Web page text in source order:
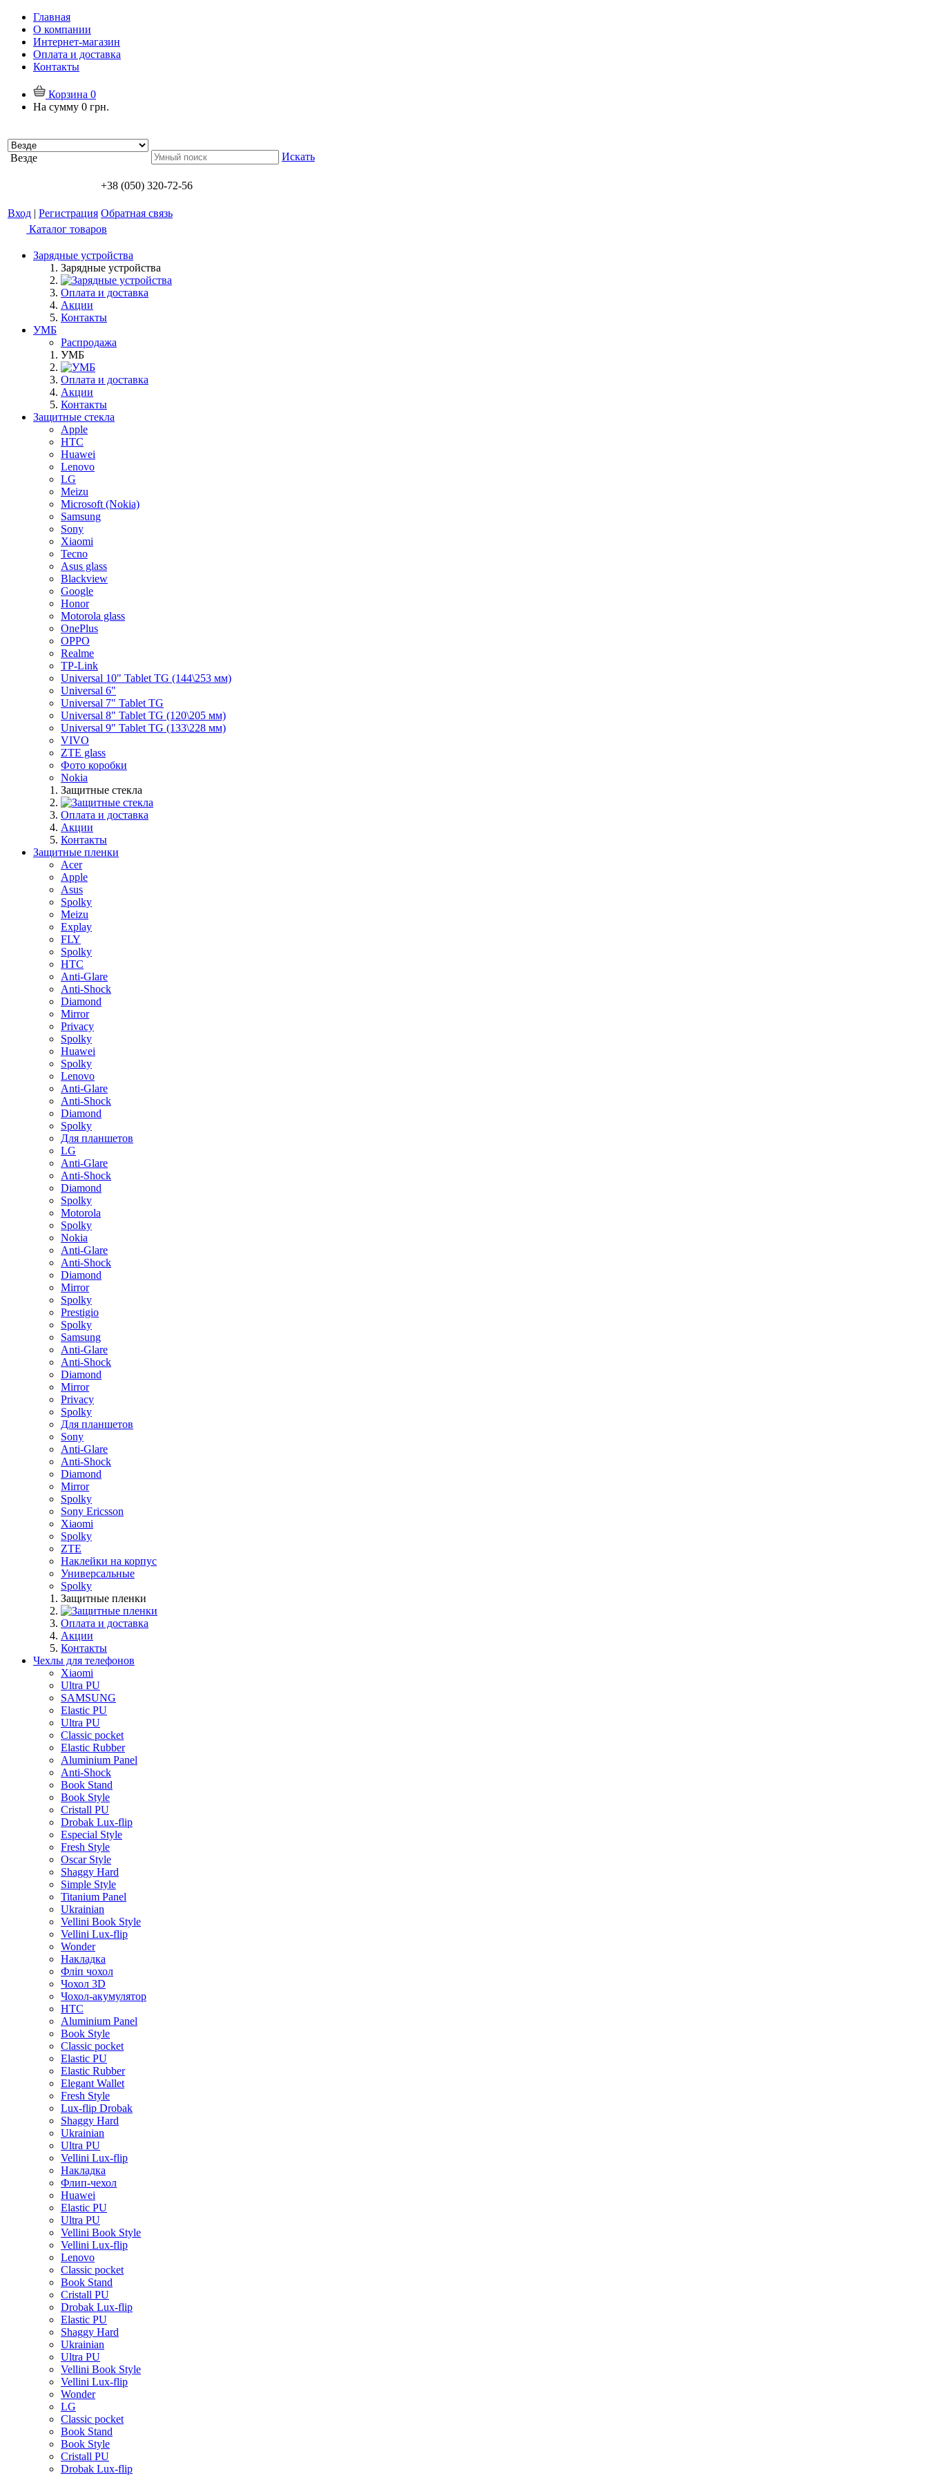
Главная
О компании
Интернет-магазин
Оплата и доставка
Контакты
Корзина 0
На сумму 0 грн.
Везде Искать
+38 (050) 320-72-56
Вход | Регистрация Обратная связь
Каталог товаров
Зарядные устройства
Зарядные устройства
Оплата и доставка
Акции
Контакты
УМБ
Распродажа
УМБ
Оплата и доставка
Акции
Контакты
Защитные стекла
Apple
HTC
Huawei
Lenovo
LG
Meizu
Microsoft (Nokia)
Samsung
Sony
Xiaomi
Tecno
Asus glass
Blackview
Google
Honor
Motorola glass
OnePlus
OPPO
Realme
TP-Link
Universal 10" Tablet TG (144\253 мм)
Universal 6"
Universal 7" Tablet TG
Universal 8" Tablet TG (120\205 мм)
Universal 9" Tablet TG (133\228 мм)
VIVO
ZTE glass
Фото коробки
Nokia
Защитные стекла
Оплата и доставка
Акции
Контакты
Защитные пленки
Acer
Apple
Asus
Spolky
Meizu
Explay
FLY
Spolky
HTC
Anti-Glare
Anti-Shock
Diamond
Mirror
Privacy
Spolky
Huawei
Spolky
Lenovo
Anti-Glare
Anti-Shock
Diamond
Spolky
Для планшетов
LG
Anti-Glare
Anti-Shock
Diamond
Spolky
Motorola
Spolky
Nokia
Anti-Glare
Anti-Shock
Diamond
Mirror
Spolky
Prestigio
Spolky
Samsung
Anti-Glare
Anti-Shock
Diamond
Mirror
Privacy
Spolky
Для планшетов
Sony
Anti-Glare
Anti-Shock
Diamond
Mirror
Spolky
Sony Ericsson
Xiaomi
Spolky
ZTE
Наклейки на корпус
Универсальные
Spolky
Защитные пленки
Оплата и доставка
Акции
Контакты
Чехлы для телефонов
Xiaomi
Ultra PU
SAMSUNG
Elastic PU
Ultra PU
Classic pocket
Elastic Rubber
Aluminium Panel
Anti-Shock
Book Stand
Book Style
Cristall PU
Drobak Lux-flip
Especial Style
Fresh Style
Oscar Style
Shaggy Hard
Simple Style
Titanium Panel
Ukrainian
Vellini Book Style
Vellini Lux-flip
Wonder
Накладка
Фліп чохол
Чохол 3D
Чохол-акумулятор
HTC
Aluminium Panel
Book Style
Classic pocket
Elastic PU
Elastic Rubber
Elegant Wallet
Fresh Style
Lux-flip Drobak
Shaggy Hard
Ukrainian
Ultra PU
Vellini Lux-flip
Накладка
Флип-чехол
Huawei
Elastic PU
Ultra PU
Vellini Book Style
Vellini Lux-flip
Lenovo
Classic pocket
Book Stand
Cristall PU
Drobak Lux-flip
Elastic PU
Shaggy Hard
Ukrainian
Ultra PU
Vellini Book Style
Vellini Lux-flip
Wonder
LG
Classic pocket
Book Stand
Book Style
Cristall PU
Drobak Lux-flip